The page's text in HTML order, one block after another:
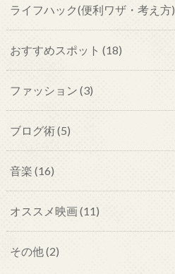
ライフハック(便利ワザ・考え方)
おすすめスポット (18)
ファッション (3)
ブログ術(5)
音楽 (16)
オススメ映画(11)
その他(2)